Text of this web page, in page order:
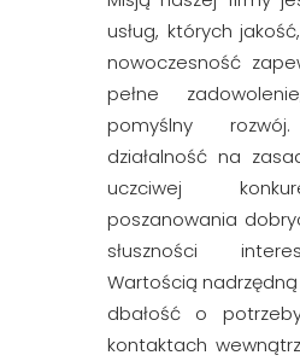
usług, których
nowoczesność
pełne
pomyślny
działalność na
uczciwej
poszanowania
słuszności
Wartością
dbałość o
kontaktach